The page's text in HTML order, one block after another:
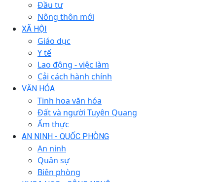
Đầu tư
Nông thôn mới
XÃ HỘI
Giáo dục
Y tế
Lao động - việc làm
Cải cách hành chính
VĂN HÓA
Tinh hoa văn hóa
Đất và người Tuyên Quang
Ẩm thực
AN NINH - QUỐC PHÒNG
An ninh
Quân sự
Biên phòng